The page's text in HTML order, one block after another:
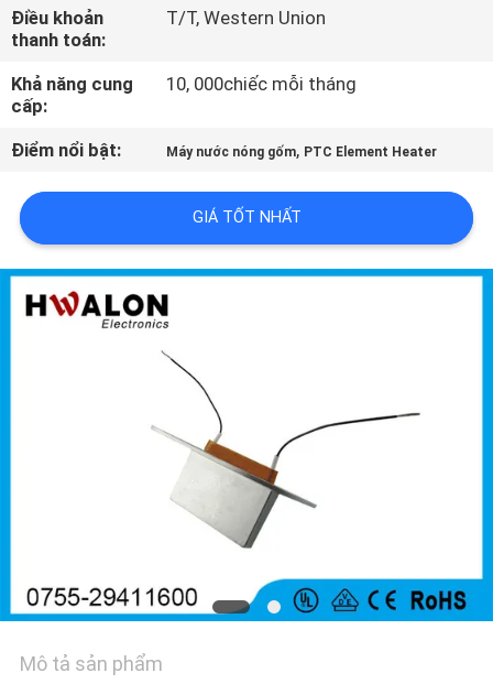
KIỂM
SOÁT
CHẤT
LƯỢNG
LIÊN
HỆ
VỚI
CHÚNG
CẦU
BÁO
GIÁ
Điều khoản
thanh toán:
T/T, Western Union
Khả năng cung
cấp:
10, 000chiếc mỗi tháng
Điểm nổi bật: Máy nước nóng gốm, PTC Element Heater
GIÁ TỐT NHẤT
Mô tả sản phẩm